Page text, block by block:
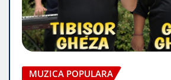
MUZICA POPULARA